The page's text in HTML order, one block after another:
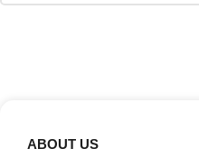
ABOUT US